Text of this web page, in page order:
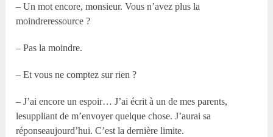
– Un mot encore, monsieur. Vous n’avez plus la
moindreressource ?
– Pas la moindre.
– Et vous ne comptez sur rien ?
– J’ai encore un espoir… J’ai écrit à un de mes parents,
lesuppliant de m’envoyer quelque chose. J’aurai sa
réponseaujourd’hui. C’est la dernière limite.